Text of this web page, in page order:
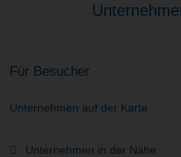
Für Besucher
Unternehmen auf der Karte
Unternehmen in der Nähe